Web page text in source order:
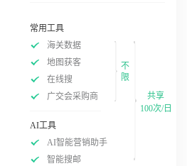
常用工具
海关数据
地图获客
在线搜
广交会采购商
不
限
AI工具
AI智能营销助手
智能搜邮
共享
100次/日